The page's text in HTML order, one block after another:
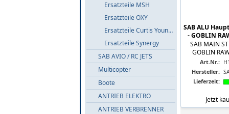
Ersatzteile MSH
Ersatzteile OXY
Ersatzteile Curtis Youngblood
Ersatzteile Synergy
SAB AVIO / RC JETS
Multicopter
Boote
ANTRIEB ELEKTRO
ANTRIEB VERBRENNER
SAB ALU
- GOBLIN
SAB MAIN
GOBLIN
Art.Nr.:
Hersteller:
Lieferzeit:
Jetzt